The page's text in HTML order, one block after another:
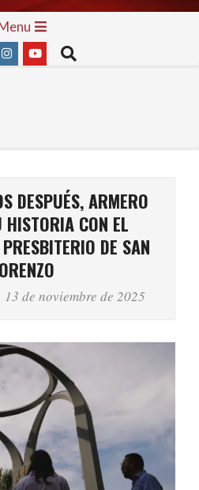
Search
DESPUÉS, ARMERO
HISTORIA CON EL
DE SAN
13 de noviembre de 2025